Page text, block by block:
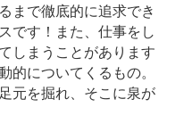
まで徹底的に追求でき
です！また、仕事をし
しまうことがあります
的についてくるもの。
元を掘れ、そこに泉が